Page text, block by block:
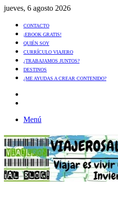
jueves, 6 agosto 2026
CONTACTO
¡EBOOK GRATIS!
QUIÉN SOY
CURRÍCULO VIAJERO
¿TRABAJAMOS JUNTOS?
DESTINOS
¿ME AYUDAS A CREAR CONTENIDO?
Menú